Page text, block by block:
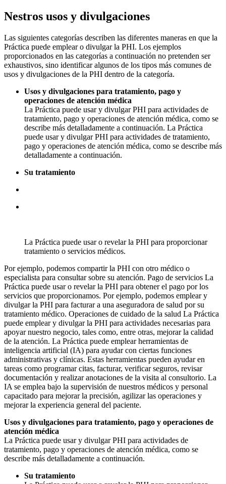
Nestros usos y divulgaciones
Las siguientes categorías describen las diferentes maneras en que la
Práctica puede emplear o divulgar la PHI. Los ejemplos
proporcionados en las categorías a continuación no pretenden ser
exhaustivos, sino identificar algunos de los tipos más comunes de
usos y divulgaciones de la PHI dentro de la categoría.
Usos y divulgaciones para tratamiento, pago y
operaciones de atención médica
La Práctica puede usar y divulgar PHI para actividades de
tratamiento, pago y operaciones de atención médica, como se
describe más detalladamente a continuación. La Práctica
puede usar y divulgar PHI para actividades de tratamiento,
pago y operaciones de atención médica, como se describe más
detalladamente a continuación.
Su tratamiento
La Práctica puede usar o revelar la PHI para proporcionar
tratamiento o servicios médicos.
Por ejemplo, podemos compartir la PHI con otro médico o
especialista para consultar sobre su atención. Pago de servicios La
Práctica puede usar o revelar la PHI para obtener el pago por los
servicios que proporcionamos. Por ejemplo, podemos emplear y
divulgar la PHI para facturar a una aseguradora de salud por su
tratamiento médico. Operaciones de cuidado de la salud La Práctica
puede emplear y divulgar la PHI para actividades necesarias para
apoyar nuestro negocio, tales como, entre otras, mejorar la calidad
de la atención. La Práctica puede emplear herramientas de
inteligencia artificial (IA) para ayudar con ciertas funciones
administrativas y clínicas. Estas herramientas pueden ayudar en
tareas como programar citas, facturar, verificar seguros, revisar
documentación y realizar anotaciones de la visita al consultorio. La
IA se emplea bajo la supervisión de nuestros médicos y personal
capacitado para mejorar la precisión, agilizar las operaciones y
mejorar la experiencia general del paciente.
Usos y divulgaciones para tratamiento, pago y operaciones de
atención médica
La Práctica puede usar y divulgar PHI para actividades de
tratamiento, pago y operaciones de atención médica, como se
describe más detalladamente a continuación.
Su tratamiento